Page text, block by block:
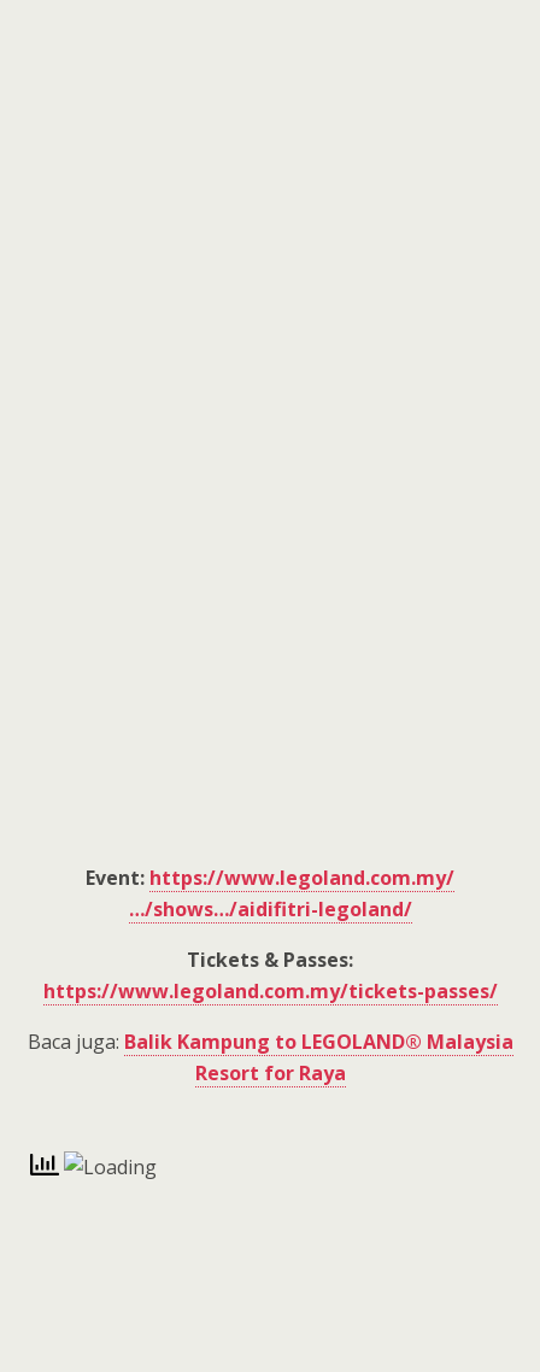
Event: https://www.legoland.com.my/
…/shows…/aidifitri-legoland/
Tickets & Passes:
https://www.legoland.com.my/tickets-passes/
Baca juga: Balik Kampung to LEGOLAND® Malaysia
Resort for Raya